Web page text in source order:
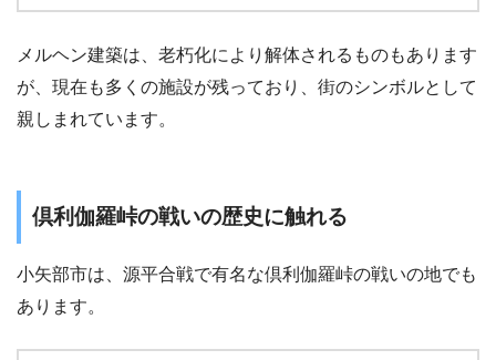
メルヘン建築は、老朽化により解体されるものもあります
が、現在も多くの施設が残っており、街のシンボルとして
親しまれています。
倶利伽羅峠の戦いの歴史に触れる
小矢部市は、源平合戦で有名な倶利伽羅峠の戦いの地でも
あります。